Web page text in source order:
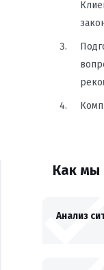
Как мы
Анализ